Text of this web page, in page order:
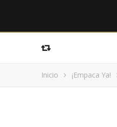
Inicio ¡Empaca Ya!